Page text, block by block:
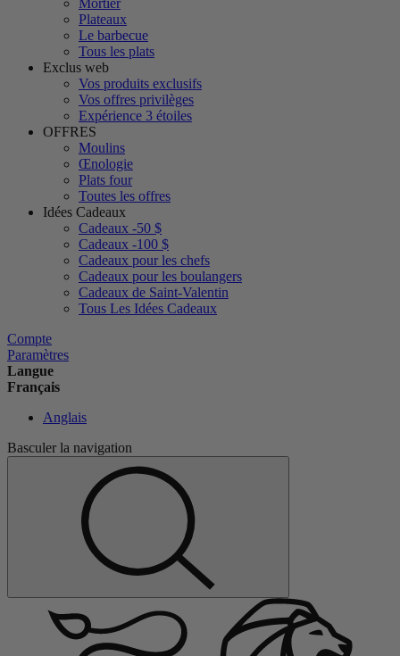
Mortier
Plateaux
Le barbecue
Tous les plats
Exclus web
Vos produits exclusifs
Vos offres privilèges
Expérience 3 étoiles
OFFRES
Moulins
Œnologie
Plats four
Toutes les offres
Idées Cadeaux
Cadeaux -50 $
Cadeaux -100 $
Cadeaux pour les chefs
Cadeaux pour les boulangers
Cadeaux de Saint-Valentin
Tous Les Idées Cadeaux
Compte
Paramètres
Langue
Français
Anglais
Basculer la navigation